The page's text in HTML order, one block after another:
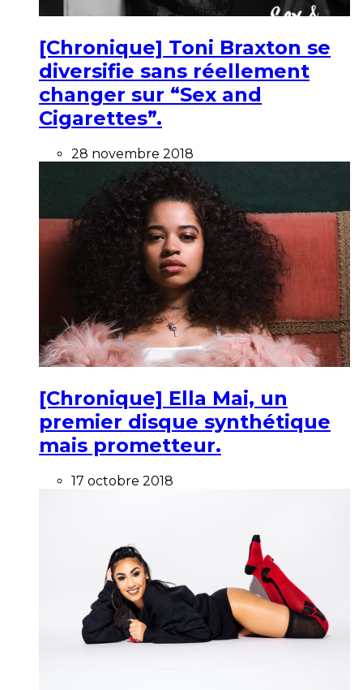
[Chronique] Toni Braxton se
diversifie sans réellement
changer sur “Sex and
Cigarettes”.
28 novembre 2018
[Chronique] Ella Mai, un
premier disque synthétique
mais prometteur.
17 octobre 2018